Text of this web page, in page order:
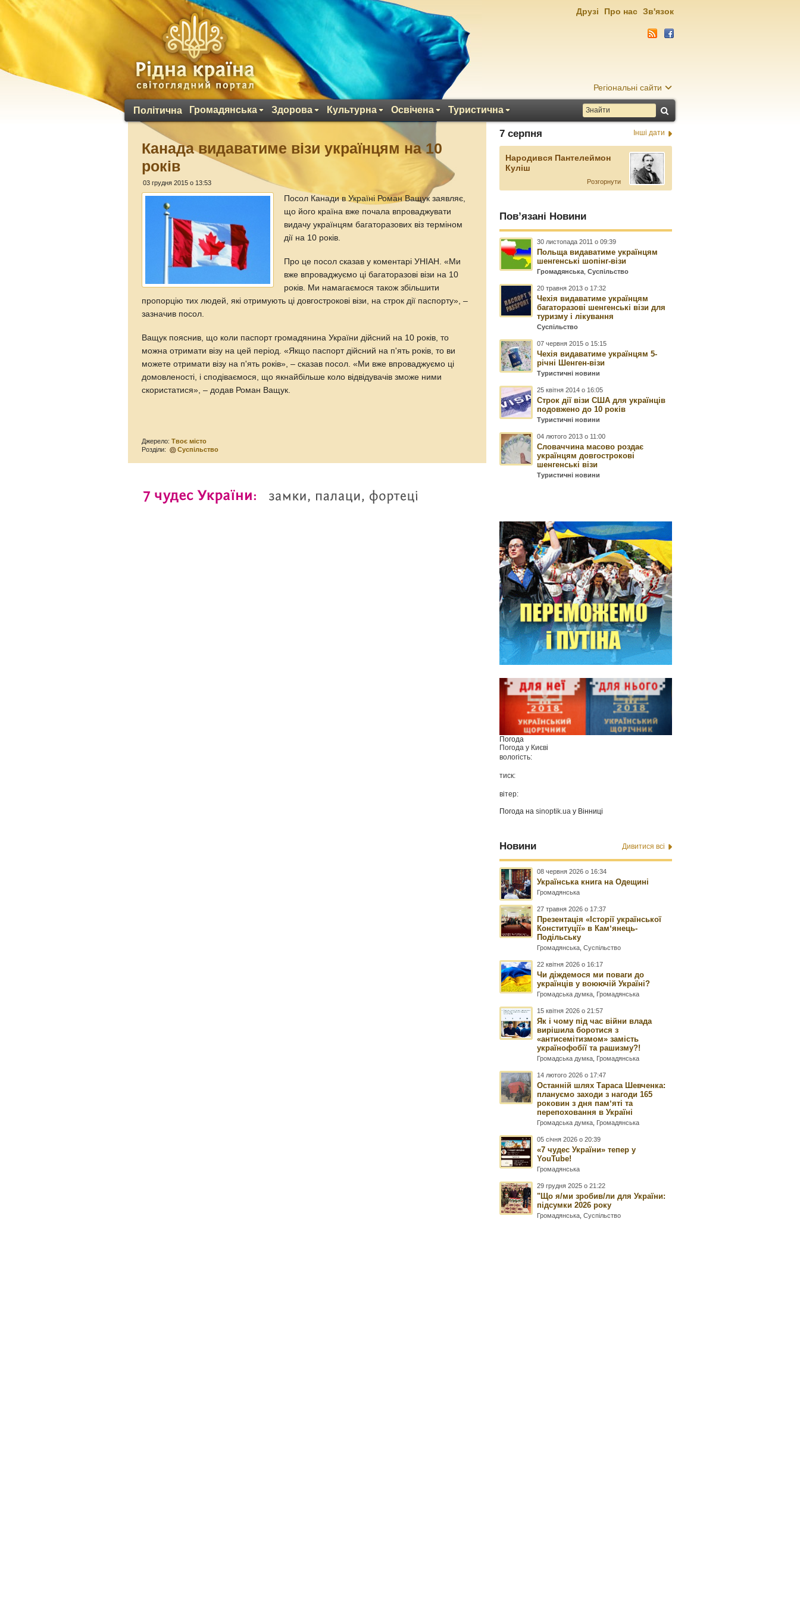
Регіональні сайти
Політична Громадянська Здорова Культурна Освічена Туристична
Друзі Про нас Зв'язок
Канада видаватиме візи українцям на 10
років
03 грудня 2015 о 13:53
Посол Канади в Україні Роман Ващук заявляє,
що його країна вже почала впроваджувати
видачу українцям багаторазових віз терміном
дії на 10 років.
Про це посол сказав у коментарі УНІАН. «Ми
вже впроваджуємо ці багаторазові візи на 10
років. Ми намагаємося також збільшити
пропорцію тих людей, які отримують ці довгострокові візи, на строк дії паспорту», –
зазначив посол.
Ващук пояснив, що коли паспорт громадянина України дійсний на 10 років, то
можна отримати візу на цей період. «Якщо паспорт дійсний на п'ять років, то ви
можете отримати візу на п'ять років», – сказав посол. «Ми вже впроваджуємо ці
домовленості, і сподіваємося, що якнайбільше коло відвідувачів зможе ними
скористатися», – додав Роман Ващук.
Джерело:Твоє місто
Розділи:
Суспільство
7 серпня Інші дати
Народився Пантелеймон
Куліш
Розгорнути
Пов’язані Новини
30 листопада 2011 о 09:39
Польща видаватиме українцям
шенгенські шопінг-візи
Громадянська ,Суспільство
20 травня 2013 о 17:32
Чехія видаватиме українцям
багаторазові шенгенські візи для
туризму і лікування
Суспільство
07 червня 2015 о 15:15
Чехія видаватиме українцям 5-
річні Шенген-візи
Туристичні новини
25 квітня 2014 о 16:05
Строк дії візи США для українців
подовжено до 10 років
Туристичні новини
04 лютого 2013 о 11:00
Словаччина масово роздає
українцям довгострокові
шенгенські візи
Туристичні новини
Погода
Погода у Києві
вологість:
тиск:
вітер:
Погода наsinoptik.ua у Вінниці
Новини Дивитися всі
08 червня 2026 о 16:34
Українська книга на Одещині
Громадянська
27 травня 2026 о 17:37
Презентація «Історії української
Конституції» в Камʼянець-
Подільську
Громадянська ,Суспільство
22 квітня 2026 о 16:17
Чи діждемося ми поваги до
українців у воюючій Україні?
Громадська думка Громадянська
15 квітня 2026 о 21:57
Як і чому під час війни влада
вирішила боротися з
«антисемітизмом» замість
українофобії та рашизму?!
Громадська думка Громадянська
14 лютого 2026 о 17:47
Останній шлях Тараса Шевченка:
плануємо заходи з нагоди 165
роковин з дня памʼяті та
перепоховання в Україні
Громадська думка Громадянська
05 січня 2026 о 20:39
«7 чудес України» тепер у
YouTube!
Громадянська
29 грудня 2025 о 21:22
"Що я/ми зробив/ли для України:
підсумки 2026 року
Громадянська ,Суспільство